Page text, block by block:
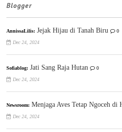
Blogger
AnnissaLilis: Jejak Hijau di Tanah Biru 0
Dec 24, 2024
Sofiablog: Jati Sang Raja Hutan 0
Dec 24, 2024
Newsroom: Menjaga Aves Tetap Ngoceh di
Dec 24, 2024